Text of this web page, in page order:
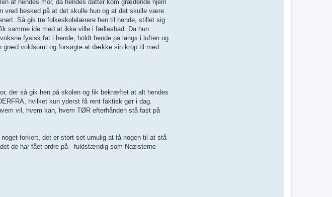
af hendes mor, da hendes datter kom grædende hjem
vred besked på at det skulle hun og at det skulle være
Så gik tre folkeskolelærere hen til hende, stillet sig
samme ide med at ikke ville i fællesbad. Da hun
fysisk fat i hende, holdt hende på langs i luften og
græd voldsomt og forsøgte at dække sin krop til med
der så gik hen på skolen og fik bekræftet at alt hendes
hvilket kun yderst få rent faktisk gør i dag.
vil, hvem kan, hvem TØR efterhånden stå fast på
forkert, det er stort set umulig at få nogen til at stå
de har fået ordre på - fuldstændig som Nazisterne